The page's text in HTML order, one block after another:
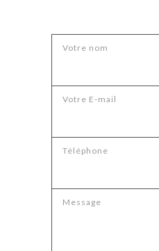
Votre nom
Votre E-mail
Téléphone
Message